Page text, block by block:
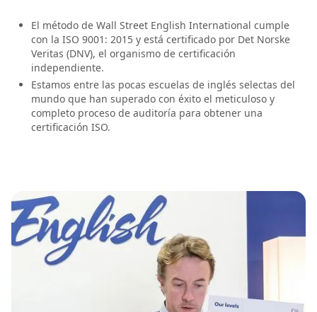
El método de Wall Street English International cumple
con la ISO 9001: 2015 y está certificado por Det Norske
Veritas (DNV), el organismo de certificación
independiente.
Estamos entre las pocas escuelas de inglés selectas del
mundo que han superado con éxito el meticuloso y
completo proceso de auditoría para obtener una
certificación ISO.